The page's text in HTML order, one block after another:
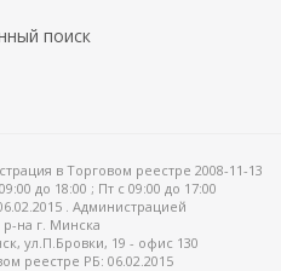
поиск
в Торговом реестре 2008-11-13
до 18:00 ; Пт c 09:00 до 17:00
. Администрацией
на г. Минска
ул.П.Бровки, 19 - офис 130
реестре РБ: 06.02.2015